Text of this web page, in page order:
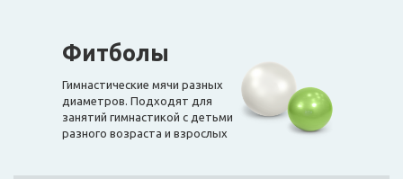
Гимнастические мячи разных
диаметров. Подходят для
занятий гимнастикой с детьми
разного возраста и взрослых
Фитболы